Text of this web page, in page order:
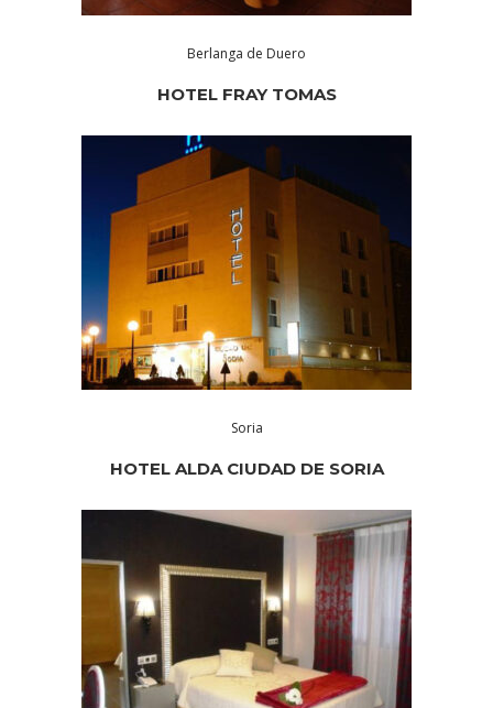
Berlanga de Duero
HOTEL FRAY TOMAS
Soria
HOTEL ALDA CIUDAD DE SORIA